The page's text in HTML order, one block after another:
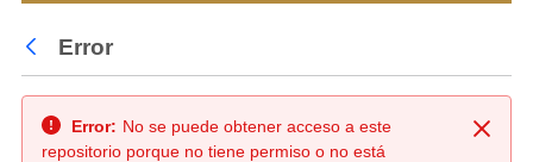
Atrás
Error
Error: No se puede obtener acceso a este
repositorio porque no tiene permiso o no está